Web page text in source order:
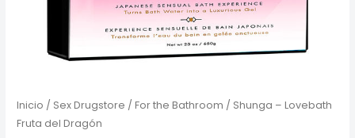
Inicio / Sex Drugstore /For the Bathroom / Shunga – Lovebath
Fruta del Dragón